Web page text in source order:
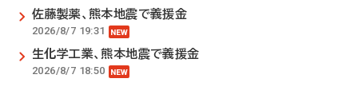
佐藤製薬、熊本地震で義援金
2026/8/7 19:31
生化学工業、熊本地震で義援金
2026/8/7 18:50